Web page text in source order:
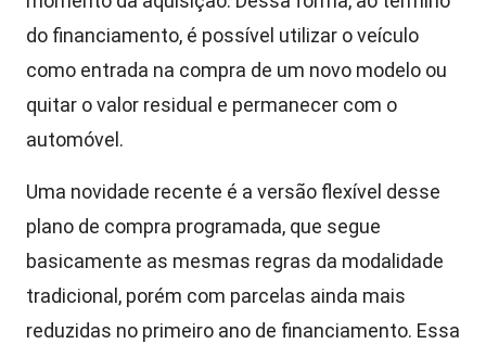
do financiamento, é possível utilizar o veículo
como entrada na compra de um novo modelo ou
quitar o valor residual e permanecer com o
automóvel.
Uma novidade recente é a versão flexível desse
plano de compra programada, que segue
basicamente as mesmas regras da modalidade
tradicional, porém com parcelas ainda mais
reduzidas no primeiro ano de financiamento. Essa